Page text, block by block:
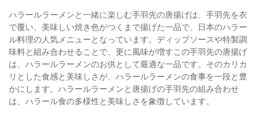
ハラールラーメンと一緒に楽しむ手羽先の唐揚げは、手羽先を衣
で覆い、美味しい焼き色がつくまで揚げた一品で、日本のハラー
ル料理の人気メニューとなっています。ディップソースや特製調
味料と組み合わせることで、更に風味が増すこの手羽先の唐揚げ
は、ハラールラーメンのお供として最適な一品です。そのカリカ
リとした食感と美味しさが、ハラールラーメンの食事を一段と豊
かにします。ハラールラーメンと唐揚げの手羽先の組み合わせ
は、ハラール食の多様性と美味しさを象徴しています。